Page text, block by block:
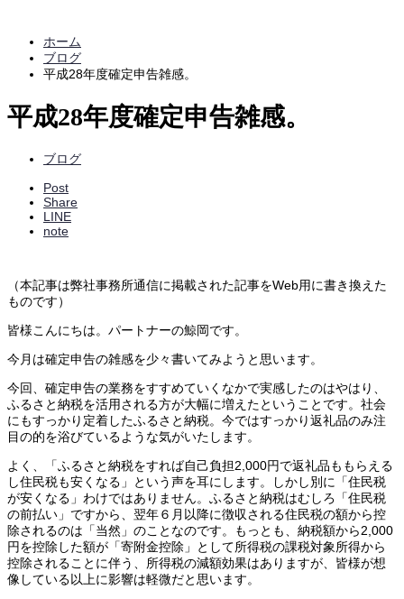
ホーム
ブログ
平成28年度確定申告雑感。
平成28年度確定申告雑感。
ブログ
Post
Share
LINE
note
（本記事は弊社事務所通信に掲載された記事をWeb用に書き換えた
ものです）
皆様こんにちは。パートナーの鯨岡です。
今月は確定申告の雑感を少々書いてみようと思います。
今回、確定申告の業務をすすめていくなかで実感したのはやはり、
ふるさと納税を活用される方が大幅に増えたということです。社会
にもすっかり定着したふるさと納税。今ではすっかり返礼品のみ注
目の的を浴びているような気がいたします。
よく、「ふるさと納税をすれば自己負担2,000円で返礼品ももらえる
し住民税も安くなる」という声を耳にします。しかし別に「住民税
が安くなる」わけではありません。ふるさと納税はむしろ「住民税
の前払い」ですから、翌年６月以降に徴収される住民税の額から控
除されるのは「当然」のことなのです。もっとも、納税額から2,000
円を控除した額が「寄附金控除」として所得税の課税対象所得から
控除されることに伴う、所得税の減額効果はありますが、皆様が想
像している以上に影響は軽微だと思います。